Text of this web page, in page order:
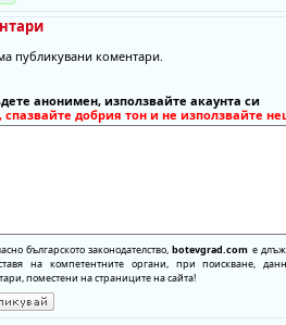
публикувани коментари.
анонимен, използвайте акаунта си
спазвайте добрия тон и не използвайте
българското законодателство,botevgrad.com е
на компетентните органи, при поискване,
поместени на страниците на сайта!